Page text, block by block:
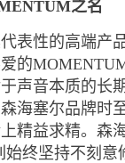
之名
表性的高端产
的
声音本质的长
海塞尔品牌时
精益求精。森
终坚持不刻意